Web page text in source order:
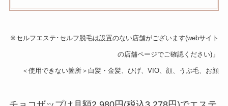
※セルフエステ･セルフ脱毛は設置のない店舗がございます(webサイト
の店舗ページでご確認ください)」
＜使用できない箇所＞白髪・金髪、ひげ、VIO、顔、うぶ毛、お顔